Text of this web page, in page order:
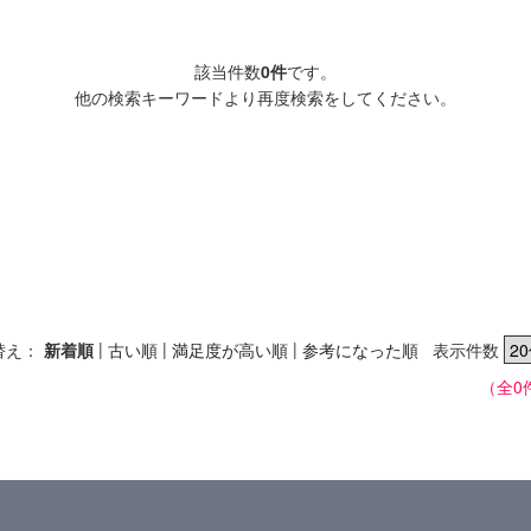
該当件数0件です。
他の検索キーワードより再度検索をしてください。
： 新着順 | 古い順 | 満足度が高い順 | 参考になった順 表示件数
（全